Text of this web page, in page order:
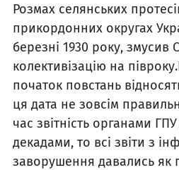
Розмах селянських
прикордонних округах
березні 1930 року, змусив
колективізацію на
початок повстань
ця дата не зовсім
час звітність органами
декадами, то всі звіти з
заворушення давались як